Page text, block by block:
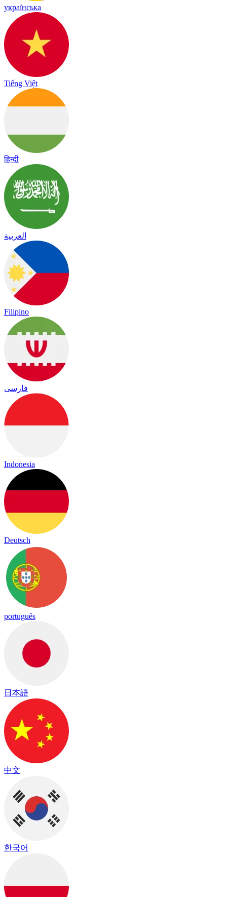
українська
Tiếng Việt
हिन्दी
العربية
Filipino
فارسی
Indonesia
Deutsch
português
日本語
中文
한국어